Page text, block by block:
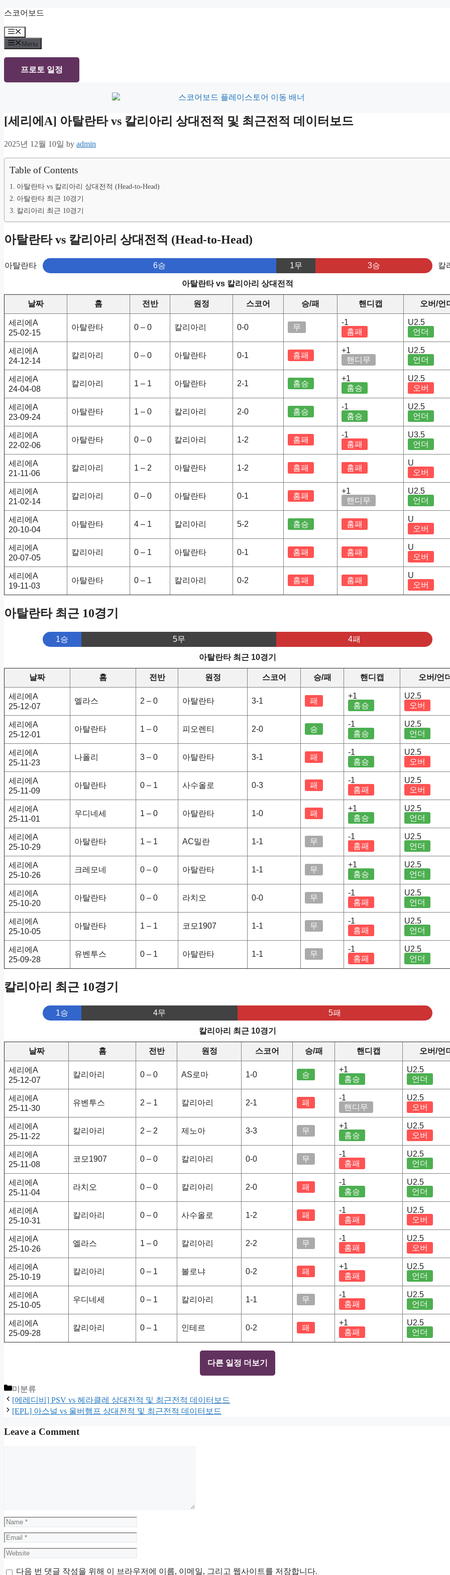
Skip
content
스코어보드
Menu
Menu
프로토 일정
[세리에A] 아탈란타 vs 칼리아리 상대전적 및 최근전적 데이터보드
2025년 12월 10일 by admin
Table of Contents
아탈란타 vs 칼리아리 상대전적 (Head-to-Head)
아탈란타 최근 10경기
칼리아리 최근 10경기
아탈란타 vs 칼리아리 상대전적 (Head-to-Head)
아탈란타 6승 1무 3승 칼
아탈란타 vs 칼리아리 상대전적
날짜 홈 전반 원정 스코어 승/패 핸디캡 오버/언
세리에A
25-02-15
아탈란타 0 – 0 칼리아리 0-0 무
-1
홈패
U2.5
언더
세리에A
24-12-14
칼리아리 0 – 0 아탈란타 0-1 홈패
+1
핸디무
U2.5
언더
세리에A
24-04-08
칼리아리 1 – 1 아탈란타 2-1 홈승
+1
홈승
U2.5
오버
세리에A
23-09-24
아탈란타 1 – 0 칼리아리 2-0 홈승
-1
홈승
U2.5
언더
세리에A
22-02-06
아탈란타 0 – 0 칼리아리 1-2 홈패
-1
홈패
U3.5
언더
세리에A
21-11-06
칼리아리 1 – 2 아탈란타 1-2 홈패 홈패
U
오버
세리에A
21-02-14
칼리아리 0 – 0 아탈란타 0-1 홈패
+1
핸디무
U2.5
언더
세리에A
20-10-04
아탈란타 4 – 1 칼리아리 5-2 홈승 홈패
U
오버
세리에A
20-07-05
칼리아리 0 – 1 아탈란타 0-1 홈패 홈패
U
오버
세리에A
19-11-03
아탈란타 0 – 1 칼리아리 0-2 홈패 홈패
U
오버
아탈란타 최근 10경기
1승 5무 4패
아탈란타 최근 10경기
날짜 홈 전반 원정 스코어 승/패 핸디캡 오버/언
세리에A
25-12-07
엘라스 2 – 0 아탈란타 3-1 패
+1
홈승
U2.5
오버
세리에A
25-12-01
아탈란타 1 – 0 피오렌티 2-0 승
-1
홈승
U2.5
언더
세리에A
25-11-23
나폴리 3 – 0 아탈란타 3-1 패
-1
홈승
U2.5
오버
세리에A
25-11-09
아탈란타 0 – 1 사수올로 0-3 패
-1
홈패
U2.5
오버
세리에A
25-11-01
우디네세 1 – 0 아탈란타 1-0 패
+1
홈승
U2.5
언더
세리에A
25-10-29
아탈란타 1 – 1 AC밀란 1-1 무
-1
홈패
U2.5
언더
세리에A
25-10-26
크레모네 0 – 0 아탈란타 1-1 무
+1
홈승
U2.5
언더
세리에A
25-10-20
아탈란타 0 – 0 라치오 0-0 무
-1
홈패
U2.5
언더
세리에A
25-10-05
아탈란타 1 – 1 코모1907 1-1 무
-1
홈패
U2.5
언더
세리에A
25-09-28
유벤투스 0 – 1 아탈란타 1-1 무
-1
홈패
U2.5
언더
칼리아리 최근 10경기
1승 4무 5패
칼리아리 최근 10경기
날짜 홈 전반 원정 스코어 승/패 핸디캡 오버/언
세리에A
25-12-07
칼리아리 0 – 0 AS로마 1-0 승
+1
홈승
U2.5
언더
세리에A
25-11-30
유벤투스 2 – 1 칼리아리 2-1 패
-1
핸디무
U2.5
오버
세리에A
25-11-22
칼리아리 2 – 2 제노아 3-3 무
+1
홈승
U2.5
오버
세리에A
25-11-08
코모1907 0 – 0 칼리아리 0-0 무
-1
홈패
U2.5
언더
세리에A
25-11-04
라치오 0 – 0 칼리아리 2-0 패
-1
홈승
U2.5
언더
세리에A
25-10-31
칼리아리 0 – 0 사수올로 1-2 패
-1
홈패
U2.5
오버
세리에A
25-10-26
엘라스 1 – 0 칼리아리 2-2 무
-1
홈패
U2.5
오버
세리에A
25-10-19
칼리아리 0 – 1 볼로냐 0-2 패
+1
홈패
U2.5
언더
세리에A
25-10-05
우디네세 0 – 1 칼리아리 1-1 무
-1
홈패
U2.5
언더
세리에A
25-09-28
칼리아리 0 – 1 인테르 0-2 패
+1
홈패
U2.5
언더
다른 일정 더보기
Categories
미분류
[에레디비] PSV vs 헤라클레 상대전적 및 최근전적 데이터보드
[EPL] 아스널 vs 울버햄프 상대전적 및 최근전적 데이터보드
Leave a Comment
Name
Email
Website
다음 번 댓글 작성을 위해 이 브라우저에 이름, 이메일, 그리고 웹사이트를 저장합니다.